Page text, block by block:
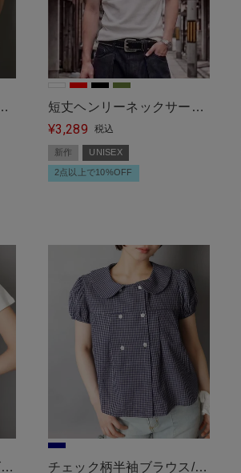
短丈ヘンリーネックサーマ
ル半袖Tシャツ/ワンポイン
トロゴ刺繍
¥3,289 税込
新作 UNISEX
2点以上で10%OFF
チェック柄半袖ブラウス/ダ